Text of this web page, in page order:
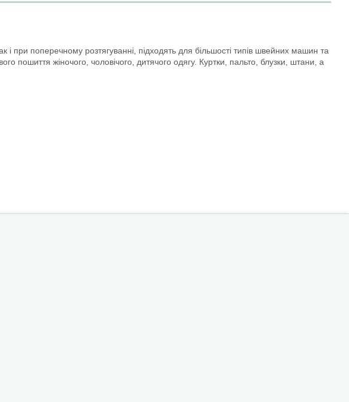
при поперечному розтягуванні, підходять для більшості типів швейних машин та
пошиття жіночого, чоловічого, дитячого одягу. Куртки, пальто, блузки, штани, а